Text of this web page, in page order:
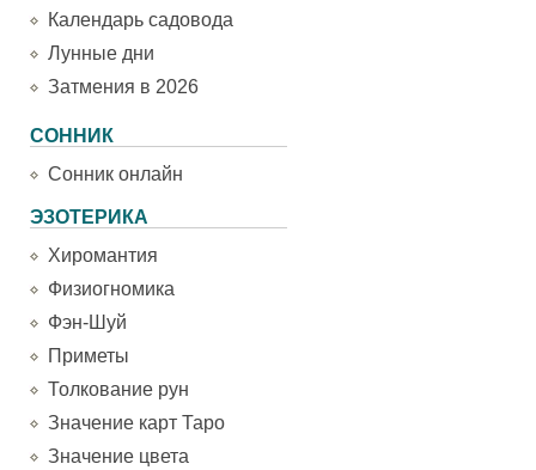
Календарь садовода
Лунные дни
Затмения в 2026
СОННИК
Сонник онлайн
ЭЗОТЕРИКА
Хиромантия
Физиогномика
Фэн-Шуй
Приметы
Толкование рун
Значение карт Таро
Значение цвета